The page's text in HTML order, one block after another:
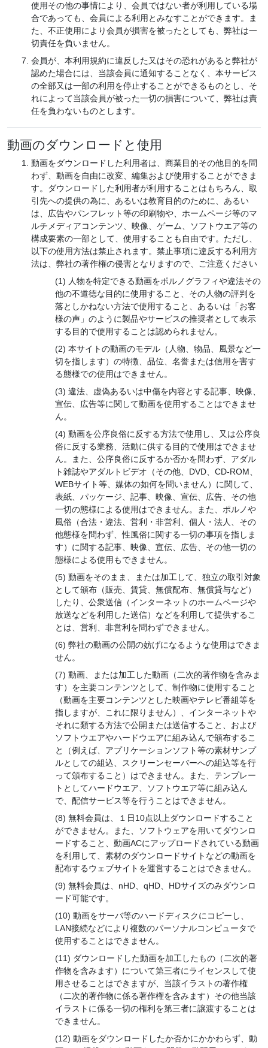
使用その他の事情により、会員ではない者が利用している場
合であっても、会員による利用とみなすことができます。ま
た、不正使用により会員が損害を被ったとしても、弊社は一
切責任を負いません。
会員が、本利用規約に違反した又はその恐れがあると弊社が
認めた場合には、当該会員に通知することなく、本サービス
の全部又は一部の利用を停止することができるものとし、そ
れによって当該会員が被った一切の損害について、弊社は責
任を負わないものとします。
動画のダウンロードと使用
動画をダウンロードした利用者は、商業目的その他目的を問
わず、動画を自由に改変、編集および使用することができま
す。ダウンロードした利用者が利用することはもちろん、取
引先への提供の為に、あるいは教育目的のために、あるい
は、広告やパンフレット等の印刷物や、ホームページ等のマ
ルチメディアコンテンツ、映像、ゲーム、ソフトウエア等の
構成要素の一部として、使用することも自由です。ただし、
以下の使用方法は禁止されます。禁止事項に違反する利用方
法は、弊社の著作権の侵害となりますので、ご注意ください
人物を特定できる動画をポルノグラフィや違法その
他の不道徳な目的に使用すること、その人物の評判を
落としかねない方法で使用すること、あるいは「お客
様の声」のように製品やサービスの推奨者として表示
する目的で使用することは認められません。
本サイトの動画のモデル（人物、物品、風景など一
切を指します）の特徴、品位、名誉または信用を害す
る態様での使用はできません。
違法、虚偽あるいは中傷を内容とする記事、映像、
宣伝、広告等に関して動画を使用することはできませ
ん。
動画を公序良俗に反する方法で使用し、又は公序良
俗に反する業務、活動に供する目的で使用はできませ
ん。また、公序良俗に反するか否かを問わず、アダル
ト雑誌やアダルトビデオ（その他、DVD、CD-ROM、
WEBサイト等、媒体の如何を問いません）に関して、
表紙、パッケージ、記事、映像、宣伝、広告、その他
一切の態様による使用はできません。また、ポルノや
風俗（合法・違法、営利・非営利、個人・法人、その
他態様を問わず、性風俗に関する一切の事項を指しま
す）に関する記事、映像、宣伝、広告、その他一切の
態様による使用もできません。
動画をそのまま、または加工して、独立の取引対象
として頒布（販売、賃貸、無償配布、無償貸与など）
したり、公衆送信（インターネットのホームページや
放送などを利用した送信）などを利用して提供するこ
とは、営利、非営利を問わずできません。
弊社の動画の公開の妨げになるような使用はできま
せん。
動画、または加工した動画（二次的著作物を含みま
す）を主要コンテンツとして、制作物に使用すること
（動画を主要コンテンツとした映画やテレビ番組等を
指しますが、これに限りません）、インターネットや
それに類する方法で公開または送信すること、および
ソフトウエアやハードウエアに組み込んで頒布するこ
と（例えば、アプリケーションソフト等の素材サンプ
ルとしての組込、スクリーンセーバーへの組込等を行
って頒布すること）はできません。また、テンプレー
トとしてハードウエア、ソフトウエア等に組み込ん
で、配信サービス等を行うことはできません。
無料会員は、１日10点以上ダウンロードすること
ができません。また、ソフトウェアを用いてダウンロ
ードすること、動画ACにアップロードされている動画
を利用して、素材のダウンロードサイトなどの動画を
配布するウェブサイトを運営することはできません。
無料会員は、nHD、qHD、HDサイズのみダウンロ
ード可能です。
動画をサーバ等のハードディスクにコピーし、
LAN接続などにより複数のパーソナルコンピュータで
使用することはできません。
ダウンロードした動画を加工したもの（二次的著
作物を含みます）について第三者にライセンスして使
用させることはできますが、当該イラストの著作権
（二次的著作物に係る著作権を含みます）その他当該
イラストに係る一切の権利を第三者に譲渡することは
できません。
動画をダウンロードしたか否かにかかわらず、動